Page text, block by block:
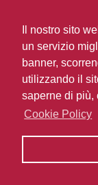
Il nostro sito
un servizio
banner,
utilizzando il
saperne di più,
Cookie Policy